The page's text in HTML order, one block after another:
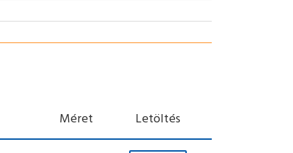
Méret Letöltés